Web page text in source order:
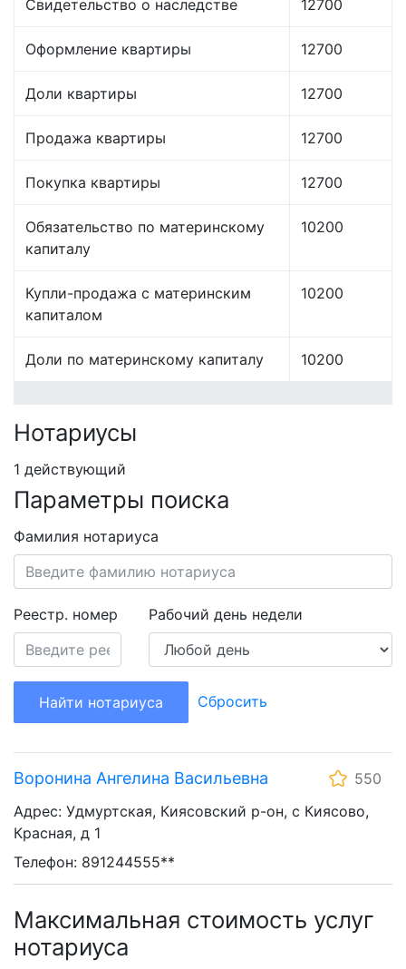
Свидетельство о наследстве 12700
Оформление квартиры 12700
Доли квартиры 12700
Продажа квартиры 12700
Покупка квартиры 12700
Обязательство по материнскому
капиталу
10200
Купли-продажа с материнским
капиталом
10200
Доли по материнскому капиталу 10200
Нотариусы
1 действующий
Параметры поиска
Фамилия нотариуса
Реестр. номер Рабочий день недели
Найти нотариуса Сбросить
Воронина Ангелина Васильевна
550
Адрес: Удмуртская, Киясовский р-он, с Киясово,
Красная, д 1
Телефон: 891244555**
Максимальная стоимость услуг
нотариуса